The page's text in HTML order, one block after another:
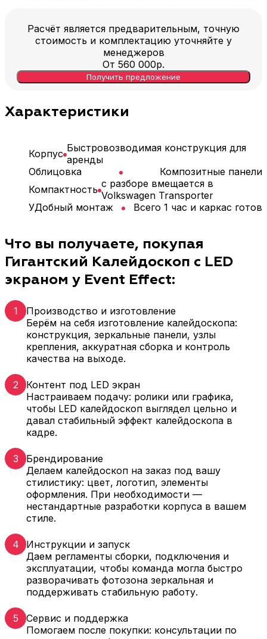
Расчёт является предварительным, точную
стоимость и комплектацию уточняйте у
менеджеров
От 560 000р.
Получить предложение
Характеристики
Корпус Быстровозводимая конструкция для
аренды
Облицовка
Композитные панели
Компактность с разборе вмещается в
Volkswagen Transporter
УДобный монтаж
Всего 1 час и каркас готов
Что вы получаете, покупая
Гигантский Калейдоскоп с LED
экраном у Event Effect:
1
Производство и изготовление
Берём на себя изготовление калейдоскопа:
конструкция, зеркальные панели, узлы
крепления, аккуратная сборка и контроль
качества на выходе.
2
Контент под LED экран
Настраиваем подачу: ролики или графика,
чтобы LED калейдоскоп выглядел цельно и
давал стабильный эффект калейдоскопа в
кадре.
3
Брендирование
Делаем калейдоскоп на заказ под вашу
стилистику: цвет, логотип, элементы
оформления. При необходимости —
нестандартные разработки корпуса в вашем
стиле.
4
Инструкции и запуск
Даем регламенты сборки, подключения и
эксплуатации, чтобы команда могла быстро
разворачивать фотозона зеркальная и
поддерживать стабильную работу.
5
Сервис и поддержка
Помогаем после покупки: консультации по